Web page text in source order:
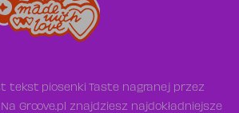
tekst piosenki Taste nagranej przez
Groove.pl znajdziesz najdokładniejsze